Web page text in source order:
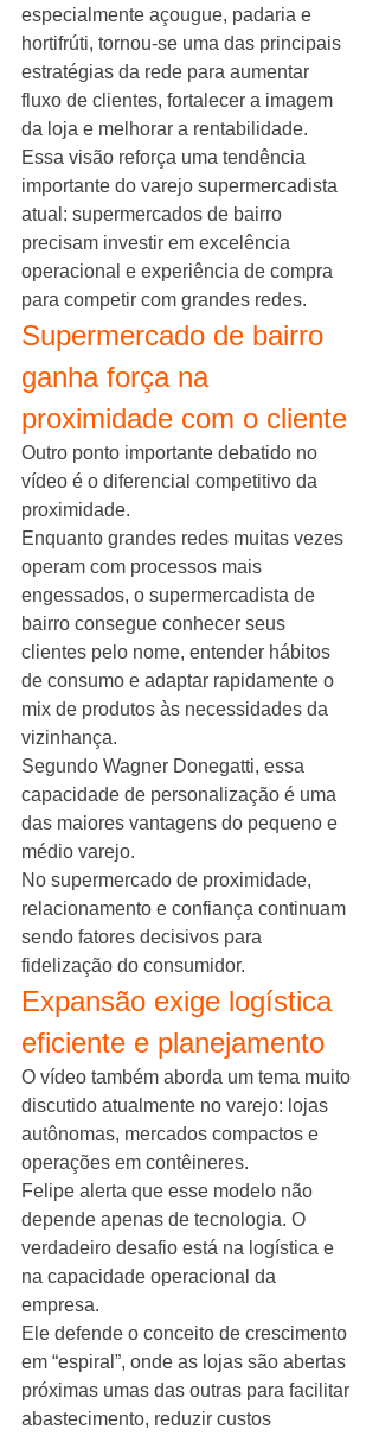
especialmente açougue, padaria e
hortifrúti, tornou-se uma das principais
estratégias da rede para aumentar
fluxo de clientes, fortalecer a imagem
da loja e melhorar a rentabilidade.
Essa visão reforça uma tendência
importante do varejo supermercadista
atual: supermercados de bairro
precisam investir em excelência
operacional e experiência de compra
para competir com grandes redes.
Supermercado de bairro
ganha força na
proximidade com o cliente
Outro ponto importante debatido no
vídeo é o diferencial competitivo da
proximidade.
Enquanto grandes redes muitas vezes
operam com processos mais
engessados, o supermercadista de
bairro consegue conhecer seus
clientes pelo nome, entender hábitos
de consumo e adaptar rapidamente o
mix de produtos às necessidades da
vizinhança.
Segundo Wagner Donegatti, essa
capacidade de personalização é uma
das maiores vantagens do pequeno e
médio varejo.
No supermercado de proximidade,
relacionamento e confiança continuam
sendo fatores decisivos para
fidelização do consumidor.
Expansão exige logística
eficiente e planejamento
O vídeo também aborda um tema muito
discutido atualmente no varejo: lojas
autônomas, mercados compactos e
operações em contêineres.
Felipe alerta que esse modelo não
depende apenas de tecnologia. O
verdadeiro desafio está na logística e
na capacidade operacional da
empresa.
Ele defende o conceito de crescimento
em “espiral”, onde as lojas são abertas
próximas umas das outras para facilitar
abastecimento, reduzir custos